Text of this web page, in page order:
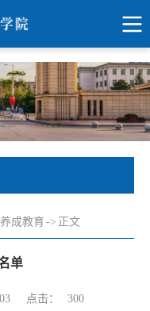
成教育 -> 正文
单
点击： 300